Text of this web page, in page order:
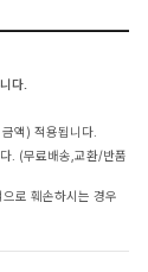
다.
액) 적용됩니다.
. (무료배송,교환/반품
로 훼손하시는 경우